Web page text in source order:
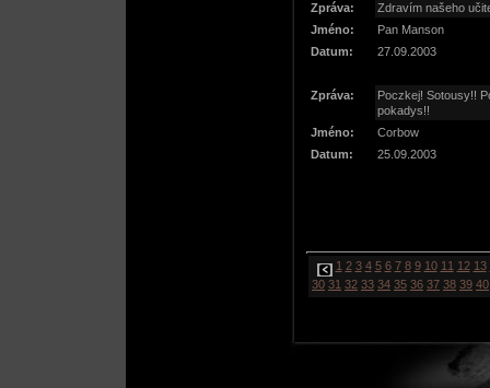
Zpráva:
Zdravím našeho
Jméno:
Pan Manson
Datum:
27.09.2003
Zpráva:
Poczkej! Sotousy!!
pokadys!!
Jméno:
Corbow
Datum:
25.09.2003
1 2 3 4 5 6 7 8 9 10 11 12 13
30 31 32 33 34 35 36 37 38 39 40